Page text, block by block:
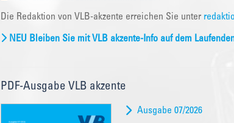
Die Redaktion von VLB-akzente erreichen Sie unter
NEU Bleiben Sie mit VLB akzente-Info auf dem
PDF-Ausgabe VLB akzente
Ausgabe 07/2026